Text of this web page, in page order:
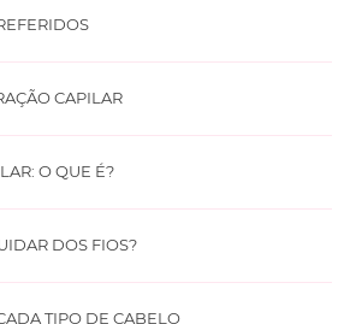
CAPILAR
O QUE É?
DOS FIOS?
TIPO DE CABELO